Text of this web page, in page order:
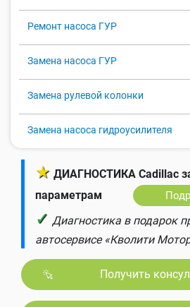
Ремонт насоса ГУР
Замена насоса ГУР
Замена рулевой колонки
Замена насоса гидроусилителя
★ ДИАГНОСТИКА Cadillac
параметрам
✓ Диагностика в подарок
автосервисе «Кволити
Получить